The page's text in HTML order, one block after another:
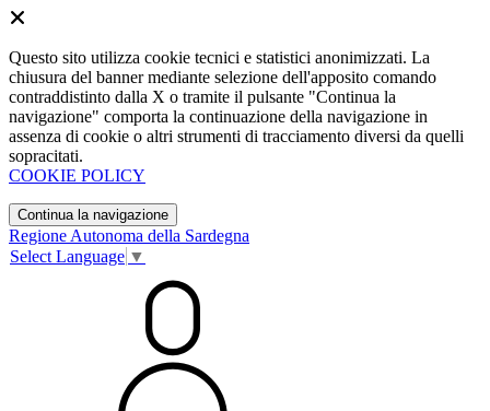
Questo sito utilizza cookie tecnici e statistici anonimizzati. La
chiusura del banner mediante selezione dell'apposito comando
contraddistinto dalla X o tramite il pulsante "Continua la
navigazione" comporta la continuazione della navigazione in
assenza di cookie o altri strumenti di tracciamento diversi da quelli
sopracitati.
COOKIE POLICY
Continua la navigazione
Regione Autonoma della Sardegna
Select Language ▼